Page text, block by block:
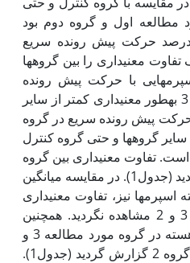
مطالعه اول و گروه دوم بود
درصد حرکت پیش رونده سریع
معنی‏داری را بین گروه‏ها
با حرکت پیش رونده
سریع در گروه مورد مطالعه 3 به‏طور معنی‏داری کمتر از سایر
پیش رونده سریع در گروه
با سایر گروه‏ها و حتی گروه کنترل
تفاوت معنی‏داری بین گروه
کنترل و گروه 2 مشاهده نگردید (جدول1). در مقایسه میانگین
نیز، تفاوت معنی‏داری
بین گروه‏های مورد مطالعه 3 و 2 مشاهده نگردید. همچنین
درصد اسپرم‏های با حرکت آهسته در گروه مورد مطالعه 3 و
1 به‏طور معنی‏داری بیشتر از گروه 2 گزارش گردید (جدول1).